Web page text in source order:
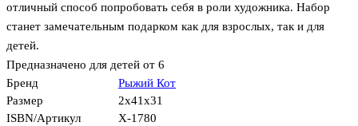
отличный способ попробовать себя в роли художника. Набор
станет замечательным подарком как для взрослых, так и для
детей.
Предназначено для детей от 6
Бренд
Рыжий Кот
Размер
2x41x31
ISBN/Артикул
Х-1780